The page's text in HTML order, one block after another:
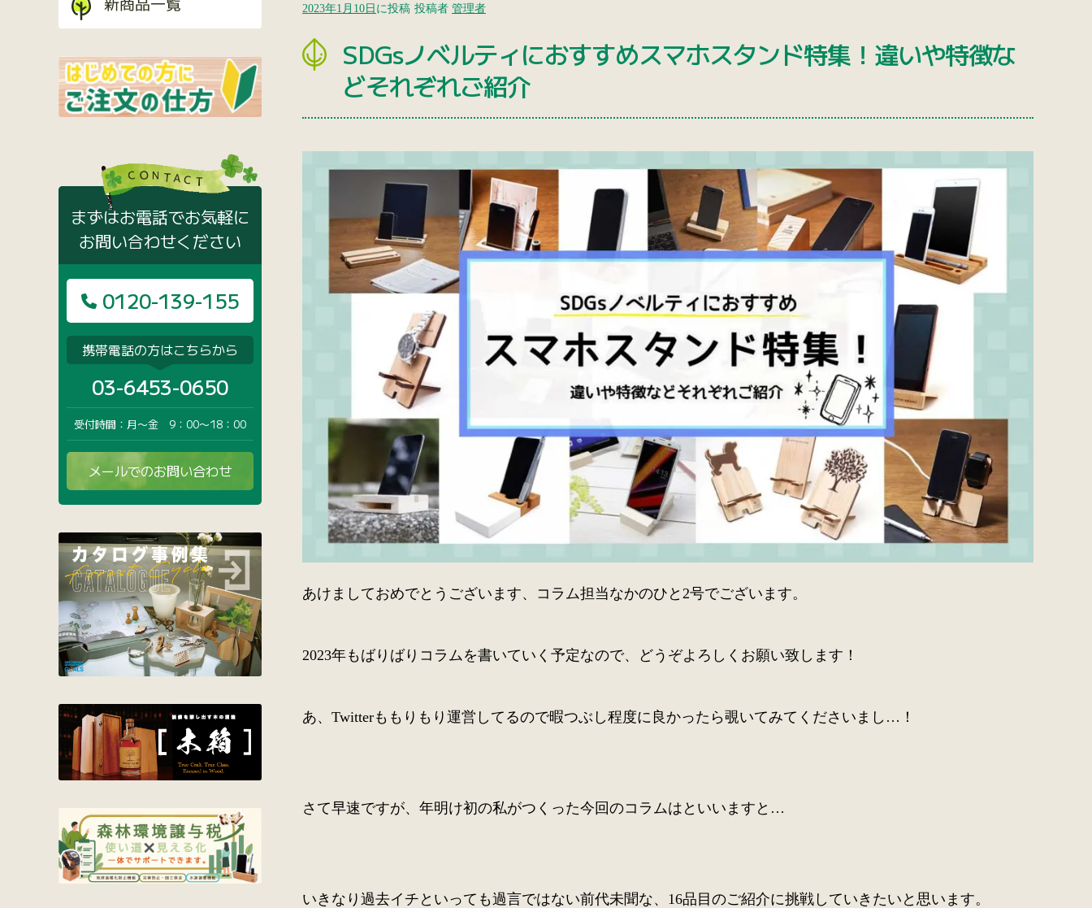
2023年1月10日 に投稿 投稿者 管理者
SDGsノベルティにおすすめスマホスタンド特集！違いや特徴な
どそれぞれご紹介
あけましておめでとうございます、コラム担当なかのひと2号でございます。
2023年もばりばりコラムを書いていく予定なので、どうぞよろしくお願い致します！
あ、Twitterももりもり運営してるので暇つぶし程度に良かったら覗いてみてくださいまし…！
さて早速ですが、年明け初の私がつくった今回のコラムはといいますと…
いきなり過去イチといっても過言ではない前代未聞な、16品目のご紹介に挑戦していきたいと思います。
まずはお電話でお気軽に
お問い合わせください
0120-139-155
携帯電話の方はこちらから
03-6453-0650
受付時間：月〜金 9：00〜18：00
メールでのお問い合わせ